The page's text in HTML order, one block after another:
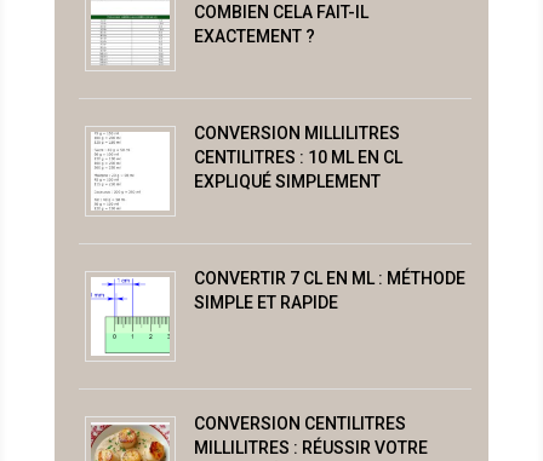
COMBIEN CELA FAIT-IL
EXACTEMENT ?
CONVERSION MILLILITRES
CENTILITRES : 10 ML EN CL
EXPLIQUÉ SIMPLEMENT
CONVERTIR 7 CL EN ML : MÉTHODE
SIMPLE ET RAPIDE
CONVERSION CENTILITRES
MILLILITRES : RÉUSSIR VOTRE